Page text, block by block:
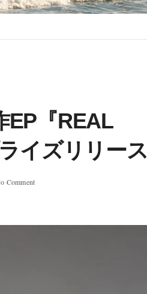
EP『REAL
イズリリース
Comment